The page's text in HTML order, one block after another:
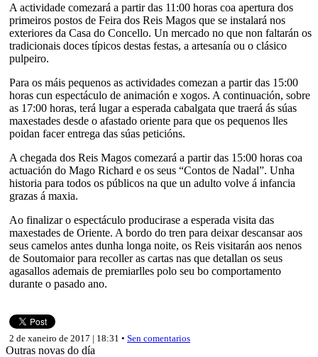
A actividade comezará a partir das 11:00 horas coa apertura dos
primeiros postos de Feira dos Reis Magos que se instalará nos
exteriores da Casa do Concello. Un mercado no que non faltarán os
tradicionais doces típicos destas festas, a artesanía ou o clásico
pulpeiro.
Para os máis pequenos as actividades comezan a partir das 15:00
horas cun espectáculo de animación e xogos. A continuación, sobre
as 17:00 horas, terá lugar a esperada cabalgata que traerá ás súas
maxestades desde o afastado oriente para que os pequenos lles
poidan facer entrega das súas peticións.
A chegada dos Reis Magos comezará a partir das 15:00 horas coa
actuación do Mago Richard e os seus “Contos de Nadal”. Unha
historia para todos os públicos na que un adulto volve á infancia
grazas á maxia.
Ao finalizar o espectáculo producirase a esperada visita das
maxestades de Oriente. A bordo do tren para deixar descansar aos
seus camelos antes dunha longa noite, os Reis visitarán aos nenos
de Soutomaior para recoller as cartas nas que detallan os seus
agasallos ademais de premiarlles polo seu bo comportamento
durante o pasado ano.
2 de xaneiro de 2017 | 18:31 • Sen comentarios
Outras novas do día